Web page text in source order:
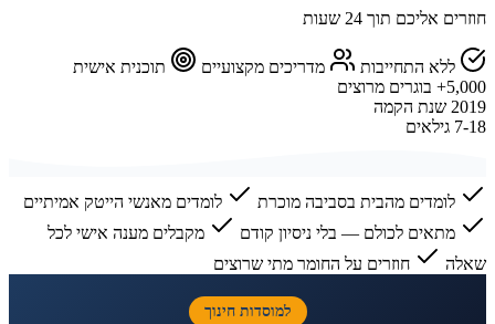
חוזרים אליכם תוך 24 שעות
ללא התחייבות מדריכים מקצועיים
תוכנית אישית
5,000+
בוגרים מרוצים
2019 שנת הקמה
7-18 גילאים
לומדים מהבית בסביבה מוכרת
לומדים מאנשי הייטק אמיתיים
מתאים לכולם — בלי ניסיון קודם
מקבלים מענה אישי לכל
שאלה
חוזרים על החומר מתי שרוצים
למוסדות חינוך